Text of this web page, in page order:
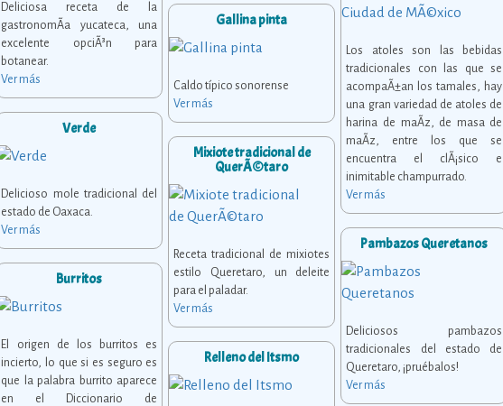
Deliciosa receta de la
gastronomÃ­a yucateca, una
excelente opciÃ³n para
botanear.
Ver más
Los atoles son las bebidas
tradicionales con las que se
acompaÃ±an los tamales, hay
una gran variedad de atoles de
harina de maÃ­z, de masa de
maÃ­z, entre los que se
encuentra el clÃ¡sico e
inimitable champurrado.
Ver más
Gallina pinta
Caldo típico sonorense
Ver más
Verde
Delicioso mole tradicional del
estado de Oaxaca.
Ver más
Mixiote tradicional de
QuerÃ©taro
Receta tradicional de mixiotes
estilo Queretaro, un deleite
para el paladar.
Ver más
Pambazos Queretanos
Deliciosos pambazos
tradicionales del estado de
Queretaro, ¡pruébalos!
Ver más
Burritos
El origen de los burritos es
incierto, lo que si es seguro es
que la palabra burrito aparece
en el Diccionario de
Relleno del Itsmo